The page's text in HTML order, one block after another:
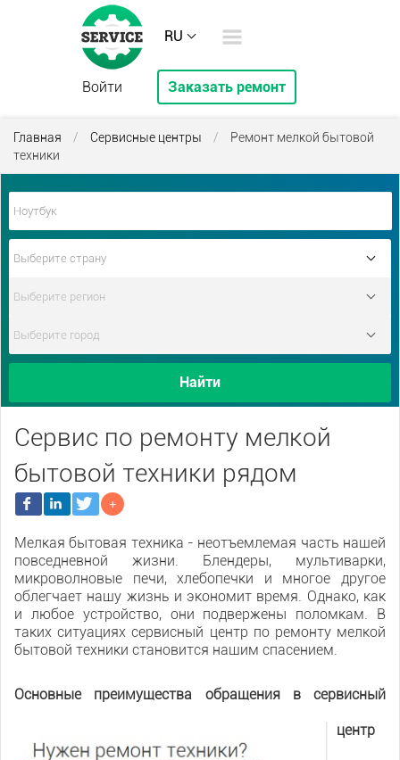
RU
Войти Заказать ремонт
Главная / Сервисные центры /
Ремонт мелкой бытовой
техники
Найти
Сервис по ремонту мелкой
бытовой техники рядом
Мелкая бытовая техника - неотъемлемая часть нашей
повседневной жизни. Блендеры, мультиварки,
микроволновые печи, хлебопечки и многое другое
облегчает нашу жизнь и экономит время. Однако, как
и любое устройство, они подвержены поломкам. В
таких ситуациях сервисный центр по ремонту мелкой
бытовой техники становится нашим спасением.
Основные преимущества обращения в сервисный
центр